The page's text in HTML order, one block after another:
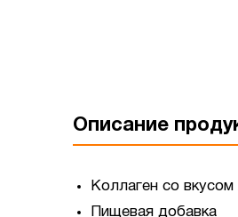
Описание
Коллаген со
Пищевая добавка